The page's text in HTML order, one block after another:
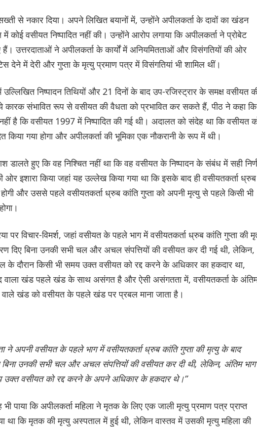
से नकार दिया। अपने लिखित बयानों में, उन्होंने अपीलकर्ता के दावों का खंडन
कोई वसीयत निष्पादित नहीं की। उन्होंने आरोप लगाया कि अपीलकर्ता ने प्रोबेट
उत्तरदाताओं ने अपीलकर्ता के कार्यों में अनियमितताओं और विसंगतियों की ओर
देने में देरी और गुप्ता के मृत्यु प्रमाण पत्र में विसंगतियां भी शामिल थीं।
निष्पादन तिथियों और 21 दिनों के बाद उप-रजिस्ट्रार के समक्ष वसीयत
कारक संभावित रूप से वसीयत की वैधता को प्रभावित कर सकते हैं, पीठ ने कहा कि
है कि वसीयत 1997 में निष्पादित की गई थी। अदालत को संदेह था कि वसीयत
किया गया होगा और अपीलकर्ता की भूमिका एक नौकरानी के रूप में थी।
डालते हुए कि वह निश्चित नहीं था कि वह वसीयत के निष्पादन के संबंध में सही
ओर इशारा किया जहां यह उल्लेख किया गया था कि इसके बाद ही वसीयतकर्ता ध्रुब
होगी और उससे पहले वसीयतकर्ता ध्रुब कांति गुप्ता को अपनी मृत्यु से पहले किसी भी
विचार-विमर्श, जहां वसीयत के पहले भाग में वसीयतकर्ता ध्रुब कांति गुप्ता की
दिए बिना उनकी सभी चल और अचल संपत्तियों की वसीयत कर दी गई थी, लेकिन,
दौरान किसी भी समय उक्त वसीयत को रद्द करने के अधिकार का हकदार था,
वाला खंड पहले खंड के साथ असंगत है और ऐसी असंगतता में, वसीयतकर्ता के
वाले खंड को वसीयत के पहले खंड पर प्रबल माना जाता है।
ने अपनी वसीयत के पहले भाग में वसीयतकर्ता ध्रुब कांति गुप्ता की मृत्यु के बाद
बिना उनकी सभी चल और अचल संपत्तियों की वसीयत कर दी थी, लेकिन, अंतिम
उक्त वसीयत को रद्द करने के अपने अधिकार के हकदार थे।”
पाया कि अपीलकर्ता महिला ने मृतक के लिए एक जाली मृत्यु प्रमाण पत्र प्राप्त
था कि मृतक की मृत्यु अस्पताल में हुई थी, लेकिन वास्तव में उसकी मृत्यु महिला की